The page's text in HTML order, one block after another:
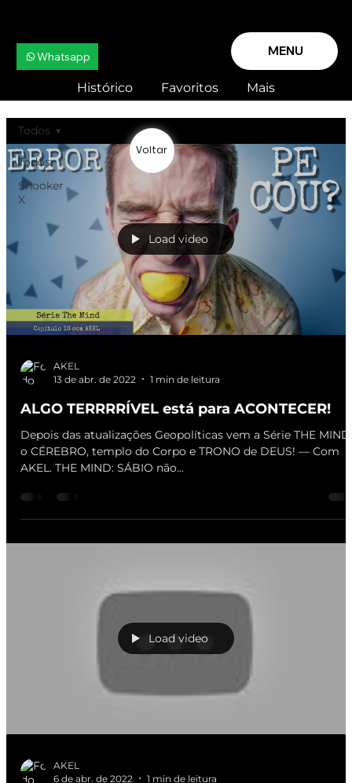
MENU
Whatsapp
Histórico Favoritos Mais
Todos
Snooker
X
Todos
Load video
AKEL
13 de abr. de 2022
1 min de leitura
ALGO TERRRRÍVEL está para ACONTECER!
Depois das atualizações Geopolíticas vem a Série THE MIND:
o CÉREBRO, templo do Corpo e TRONO de DEUS! — Com
AKEL. THE MIND: SÁBIO não...
Load video
AKEL
6 de abr. de 2022
1 min de leitura
Voltar